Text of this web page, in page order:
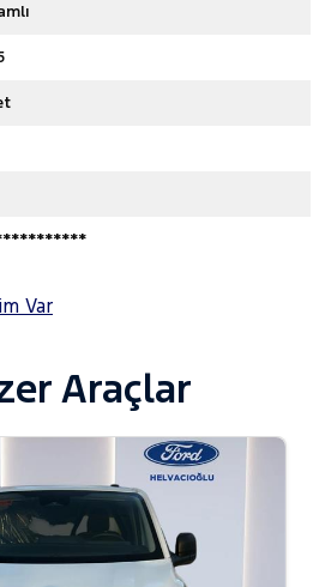
Var
Araçlar